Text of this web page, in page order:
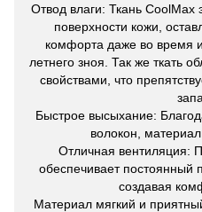
Отвод влаги: Ткань CoolMax
поверхности кожи,
комфорта даже во время
летнего зноя. Так же ткать
свойствами, что
Быстрое высыхание:
волокон,
Отличная вентиляция:
обеспечивает постоянный
создавая
Материал мягкий и